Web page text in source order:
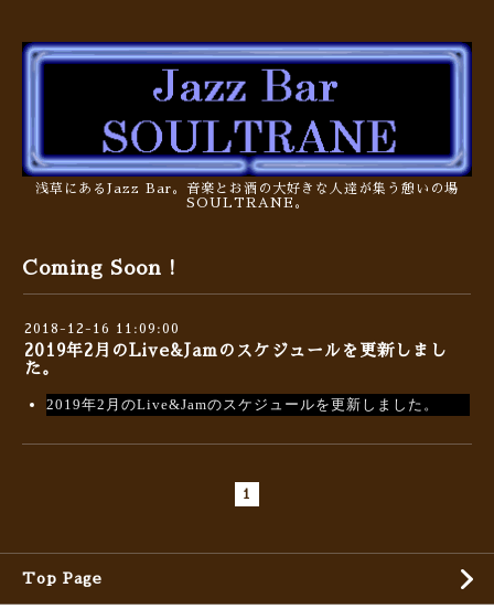
浅草にあるJazz Bar。音楽とお酒の大好きな人達が集う憩いの場
SOULTRANE。
Coming Soon !
2018-12-16 11:09:00
2019年2月のLive&Jamのスケジュールを更新しまし
た。
2019年2月のLive&Jamのスケジュールを更新しました。
1
Top Page